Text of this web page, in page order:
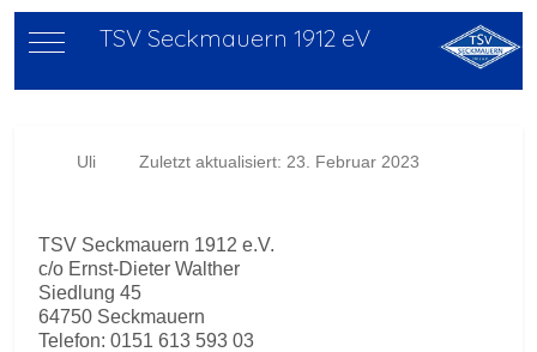
Mobile Menu Toggle
TSV Seckmauern 1912 eV
Uli Zuletzt aktualisiert: 23. Februar 2023
TSV Seckmauern 1912 e.V.
c/o Ernst-Dieter Walther
Siedlung 45
64750 Seckmauern
Telefon: 0151 613 593 03